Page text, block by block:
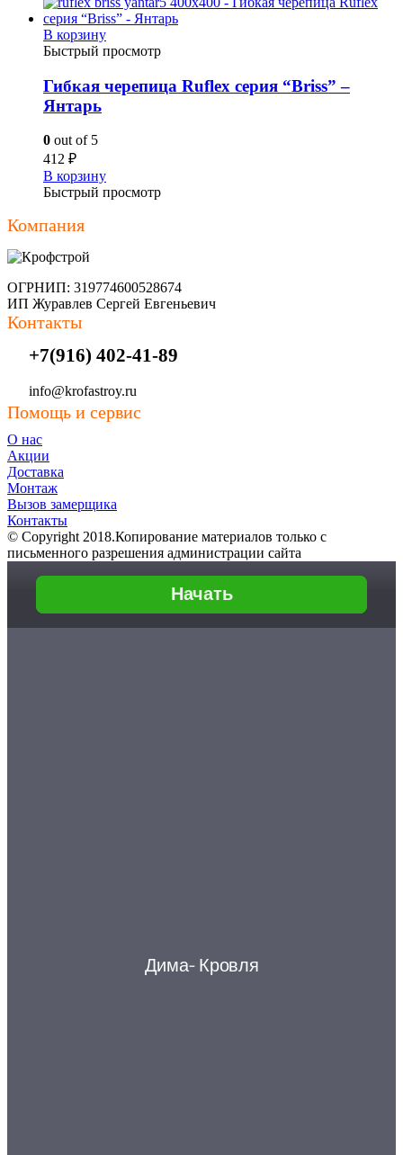
В корзину
Быстрый просмотр
Гибкая черепица Ruflex серия “Briss” –
Янтарь
0 out of 5
412 ₽
В корзину
Быстрый просмотр
Компания
ОГРНИП: 319774600528674
ИП Журавлев Сергей Евгеньевич
Контакты
+7(916) 402-41-89
info@krofastroy.ru
Помощь и сервис
О нас
Акции
Доставка
Монтаж
Вызов замерщика
Контакты
© Copyright 2018.Копирование материалов только с
письменного разрешения администрации сайта